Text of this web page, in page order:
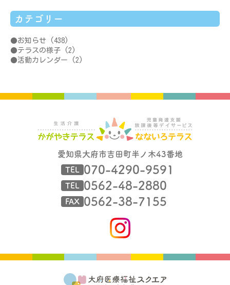
カテゴリー
お知らせ (438)
テラスの様子 (2)
活動カレンダー (2)
愛知県大府市吉田町半ノ木43番地
TEL 070-4290-9591
TEL 0562-48-2880
FAX 0562-38-7155